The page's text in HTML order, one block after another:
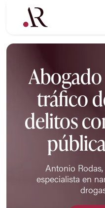
tráfico
delitos
Antonio
especialista en